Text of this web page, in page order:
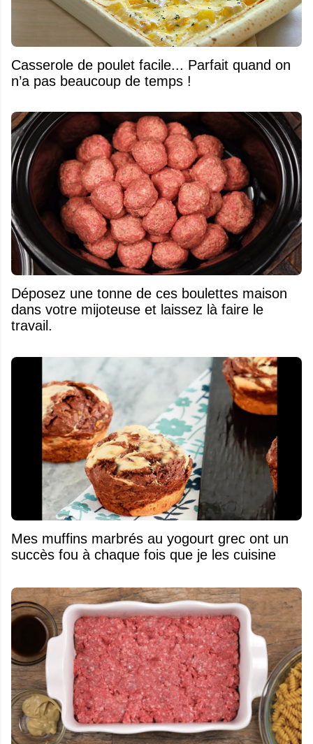
Casserole de poulet facile... Parfait quand on
n’a pas beaucoup de temps !
Déposez une tonne de ces boulettes maison
dans votre mijoteuse et laissez là faire le
travail.
Mes muffins marbrés au yogourt grec ont un
succès fou à chaque fois que je les cuisine